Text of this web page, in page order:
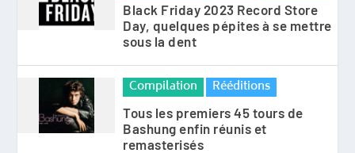
Black Friday 2023 Record Store
Day, quelques pépites à se mettre
sous la dent
Compilation Rééditions
Tous les premiers 45 tours de
Bashung enfin réunis et
remasterisés